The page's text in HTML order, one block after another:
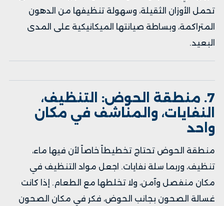
تحمل الأوزان الثقيلة، وسهولة تنظيفها من الدهون
المتراكمة، وبساطة صيانتها الميكانيكية على المدى
البعيد.
7. منطقة الحوض: التنظيف،
النفايات، والمناشف في مكان
واحد
منطقة الحوض تحتاج تخطيطاً خاصاً لأن فيها ماء،
تنظيف، وربما سلة نفايات. اجعل مواد التنظيف في
مكان منفصل وآمن، ولا تخلطها مع الطعام. إذا كانت
غسالة الصحون بجانب الحوض، فكر في مكان الصحون